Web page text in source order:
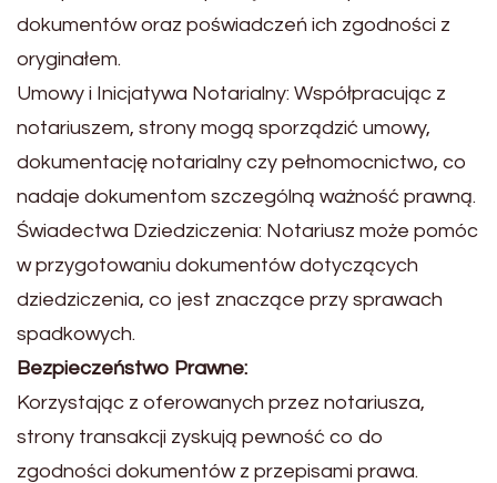
dokumentów oraz poświadczeń ich zgodności z
oryginałem.
Umowy i Inicjatywa Notarialny: Współpracując z
notariuszem, strony mogą sporządzić umowy,
dokumentację notarialny czy pełnomocnictwo, co
nadaje dokumentom szczególną ważność prawną.
Świadectwa Dziedziczenia: Notariusz może pomóc
w przygotowaniu dokumentów dotyczących
dziedziczenia, co jest znaczące przy sprawach
spadkowych.
Bezpieczeństwo Prawne:
Korzystając z oferowanych przez notariusza,
strony transakcji zyskują pewność co do
zgodności dokumentów z przepisami prawa.